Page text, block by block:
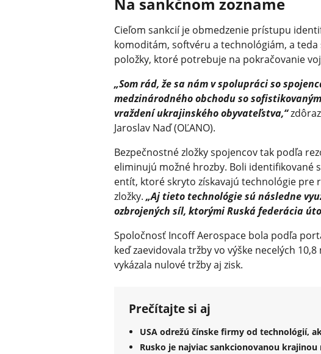
Na sankčnom zozname
Cieľom sankcií je obmedzenie prístupu
komoditám, softvéru a technológiám, a
položky, ktoré potrebuje na pokračovanie
„Som rád, že sa nám v spolupráci so
medzinárodného obchodu so
vraždení ukrajinského obyvateľstva,“
Jaroslav Naď (OĽANO).
Bezpečnostné zložky spojencov tak podľa
eliminujú možné hrozby. Boli identifikované
entít, ktoré skryto získavajú technológie pre
zložky. „Aj tieto technológie sú následne
ozbrojených síl, ktorými Ruská federácia
Spoločnosť Incoff Aerospace bola podľa
keď zaevidovala tržby vo výške necelých
vykázala nulové tržby aj zisk.
Prečítajte si aj
USA odrežú čínske firmy od technológií,
Rusko je najviac sankcionovanou